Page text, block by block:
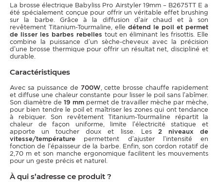
La brosse électrique Babyliss Pro Airstyler 19mm – B2675TT E a
été spécialement conçue pour offrir un véritable effet brushing
sur la barbe. Grâce à la diffusion d’air chaud et à son
revêtement Titanium-Tourmaline, elle détend le poil et permet
de lisser les barbes rebelles tout en éliminant les frisottis. Elle
combine la puissance d’un sèche-cheveux avec la précision
d’une brosse thermique pour offrir un résultat net, discipliné et
durable.
Caractéristiques
Avec sa puissance de 700W, cette brosse chauffe rapidement
et diffuse une chaleur constante pour lisser le poil sans l’abîmer.
Son diamètre de 19 mm permet de travailler mèche par mèche,
pour bien tendre le poil et maîtriser les zones qui ont tendance
à rebiquer. Son revêtement Titanium-Tourmaline répartit la
chaleur de façon uniforme, limite l’électricité statique et
apporte un toucher doux et lisse. Les 2 niveaux de
vitesse/température permettent d’ajuster l’intensité en
fonction de l’épaisseur de la barbe. Enfin, son cordon rotatif de
2,70 m et son manche ergonomique facilitent les mouvements
pour un geste précis et naturel.
À qui s’adresse ce produit ?